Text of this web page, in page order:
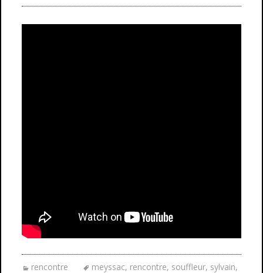
rencontre meyssac, rencontre, souffleur, sylvain,